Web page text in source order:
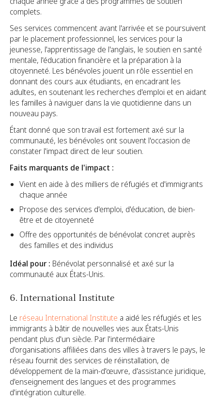
complets.
Ses services commencent avant l'arrivée et se poursuivent
par le placement professionnel, les services pour la
jeunesse, l'apprentissage de l'anglais, le soutien en santé
mentale, l'éducation financière et la préparation à la
citoyenneté. Les bénévoles jouent un rôle essentiel en
donnant des cours aux étudiants, en encadrant les
adultes, en soutenant les recherches d'emploi et en aidant
les familles à naviguer dans la vie quotidienne dans un
nouveau pays.
Étant donné que son travail est fortement axé sur la
communauté, les bénévoles ont souvent l'occasion de
constater l'impact direct de leur soutien.
Faits marquants de l'impact :
Vient en aide à des milliers de réfugiés et d'immigrants
chaque année
Propose des services d'emploi, d'éducation, de bien-
être et de citoyenneté
Offre des opportunités de bénévolat concret auprès
des familles et des individus
Idéal pour : Bénévolat personnalisé et axé sur la
communauté aux États-Unis.
6. International Institute
Le réseau International Institute a aidé les réfugiés et les
immigrants à bâtir de nouvelles vies aux États-Unis
pendant plus d'un siècle. Par l'intermédiaire
d'organisations affiliées dans des villes à travers le pays, le
réseau fournit des services de réinstallation, de
développement de la main-d'œuvre, d'assistance juridique,
d'enseignement des langues et des programmes
d'intégration culturelle.